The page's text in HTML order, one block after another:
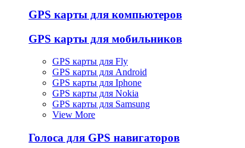
GPS карты для компьютеров
GPS карты для мобильников
GPS карты для Fly
GPS карты для Android
GPS карты для Iphone
GPS карты для Nokia
GPS карты для Samsung
View More
Голоса для GPS навигаторов